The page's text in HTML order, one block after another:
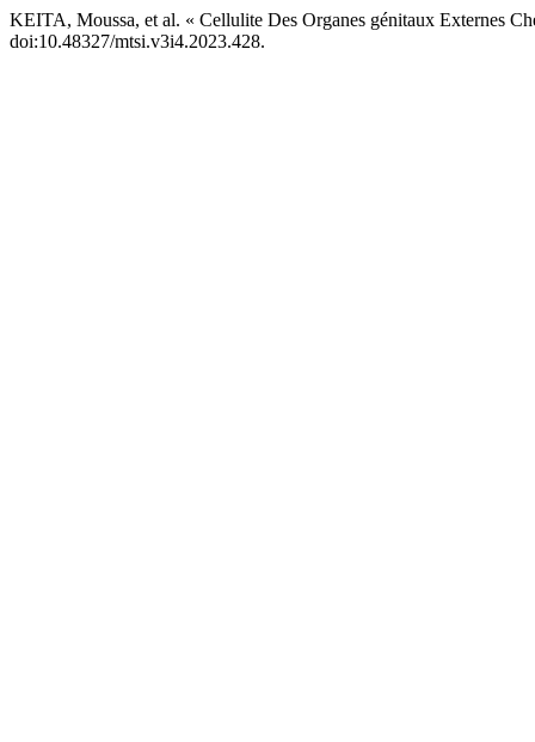
KEITA, Moussa, et al. « Cellulite Des Organes génitaux Externes
doi:10.48327/mtsi.v3i4.2023.428.